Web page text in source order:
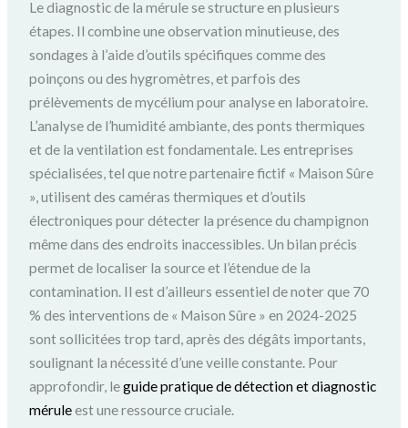
Le diagnostic de la mérule se structure en plusieurs
étapes. Il combine une observation minutieuse, des
sondages à l’aide d’outils spécifiques comme des
poinçons ou des hygromètres, et parfois des
prélèvements de mycélium pour analyse en laboratoire.
L’analyse de l’humidité ambiante, des ponts thermiques
et de la ventilation est fondamentale. Les entreprises
spécialisées, tel que notre partenaire fictif « Maison Sûre
», utilisent des caméras thermiques et d’outils
électroniques pour détecter la présence du champignon
même dans des endroits inaccessibles. Un bilan précis
permet de localiser la source et l’étendue de la
contamination. Il est d’ailleurs essentiel de noter que 70
% des interventions de « Maison Sûre » en 2024-2025
sont sollicitées trop tard, après des dégâts importants,
soulignant la nécessité d’une veille constante. Pour
approfondir, leguide pratique de détection et diagnostic
méruleest une ressource cruciale.